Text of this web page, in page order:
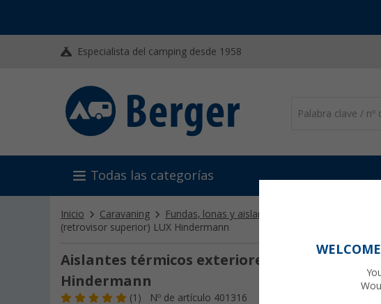
Especialista del camping desde 1958
Todas las categorías
Inicio Caravaning Fundas, lonas y aislamiento Aislantes para
(retrovisor superior) LUX Hindermann
Aislantes térmicos exteriores para Renault
Hindermann
(1) Nº de artículo 401316